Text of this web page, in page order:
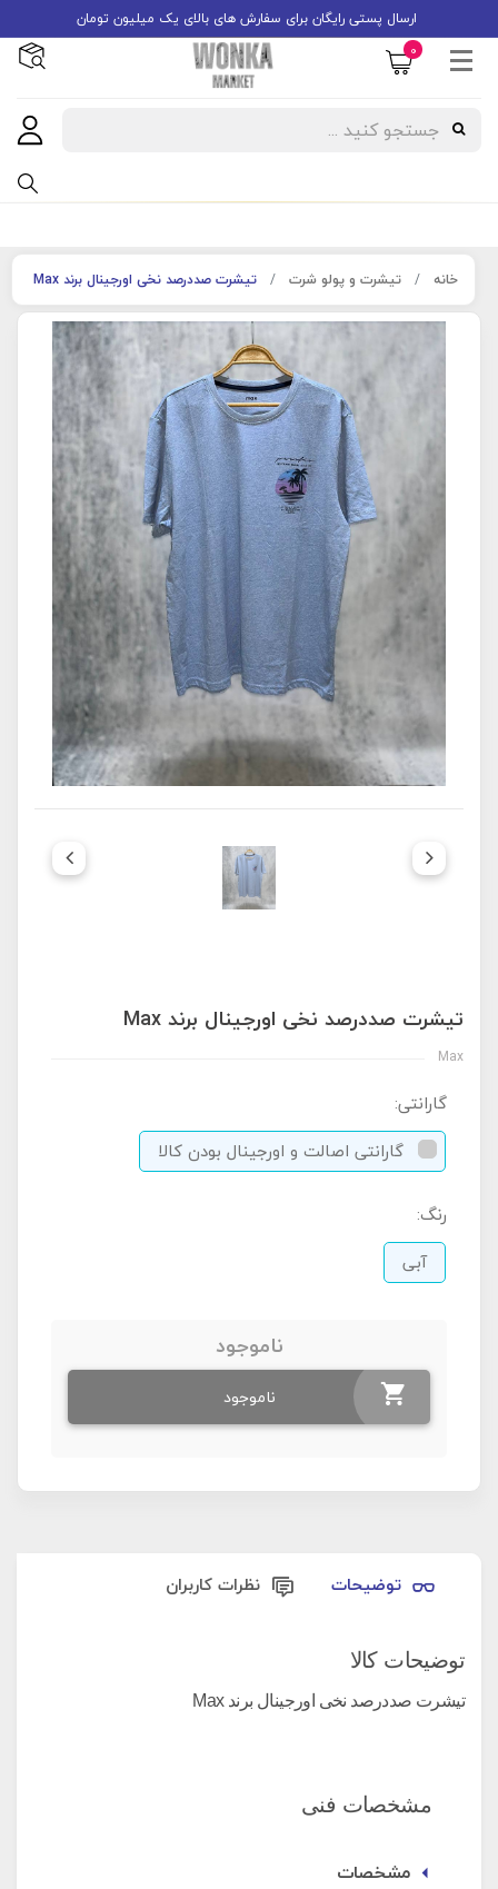
ارسال پستی رایگان برای سفارش های بالای یک میلیون تومان
0
خانه تیشرت و پولو شرت تیشرت صددرصد نخی اورجینال برند Max
تیشرت صددرصد نخی اورجینال برند Max
Max
گارانتی:
گارانتی اصالت و اورجینال بودن کالا
رنگ:
آبی
ناموجود
ناموجود
توضیحات نظرات کاربران
توضیحات کالا
تیشرت صددرصد نخی اورجینال برند Max
مشخصات فنی
مشخصات